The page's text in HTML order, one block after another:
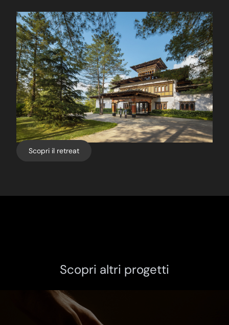
Scopri il retreat
Scopri altri progetti